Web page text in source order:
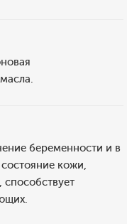
беременности и в
кожи,